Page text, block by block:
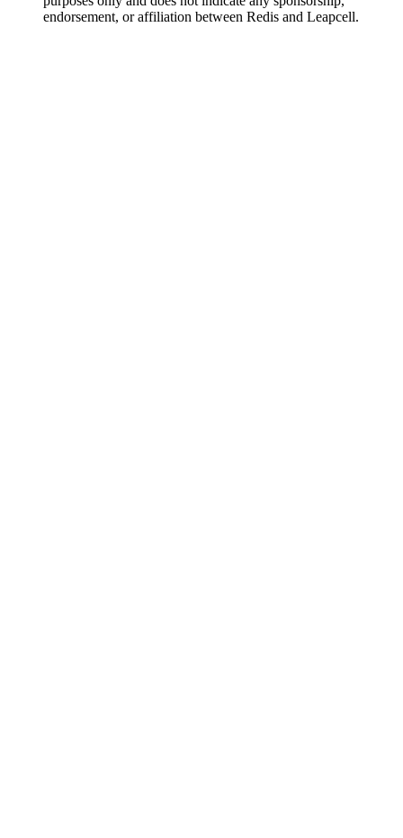
endorsement, or affiliation between Redis and Leapcell.